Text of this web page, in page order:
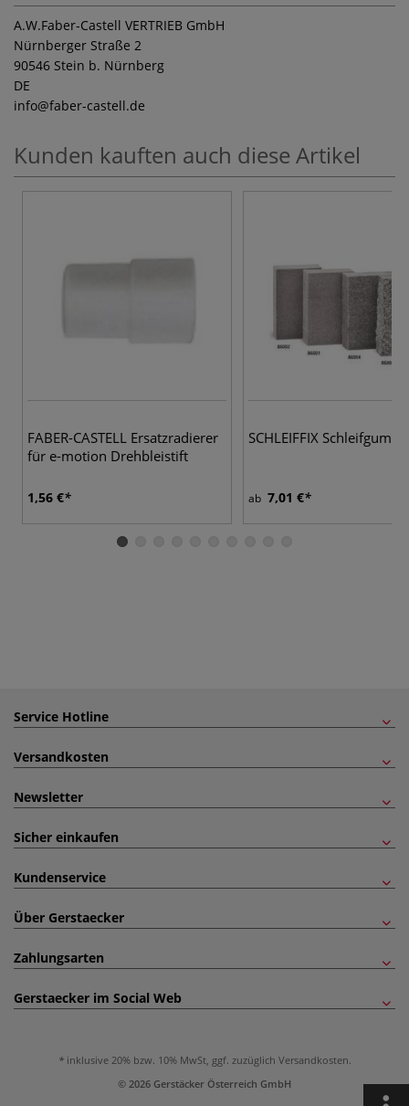
A.W.Faber-Castell VERTRIEB GmbH
Nürnberger Straße 2
90546 Stein b. Nürnberg
DE
info@faber-castell.de
Kunden kauften auch diese Artikel
FABER-CASTELL Ersatzradierer
für e-motion Drehbleistift
1,56 €
SCHLEIFFIX Schleifgummi
ab 7,01 €
Service Hotline
Versandkosten
Newsletter
Sicher einkaufen
Kundenservice
Über Gerstaecker
Zahlungsarten
Gerstaecker im Social Web
inklusive 20% bzw. 10% MwSt, ggf. zuzüglich Versandkosten.
© 2026 Gerstäcker Österreich GmbH